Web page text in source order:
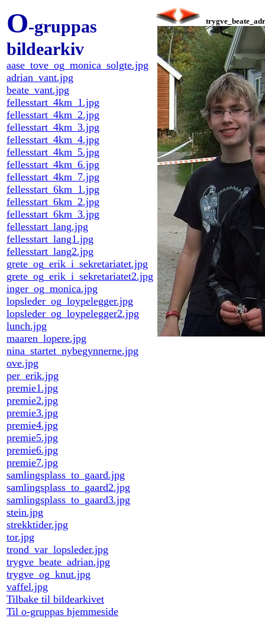
O-gruppas
bildearkiv
aase_tove_og_monica_solgte.jpg
adrian_vant.jpg
beate_vant.jpg
fellesstart_4km_1.jpg
fellesstart_4km_2.jpg
fellesstart_4km_3.jpg
fellesstart_4km_4.jpg
fellesstart_4km_5.jpg
fellesstart_4km_6.jpg
fellesstart_4km_7.jpg
fellesstart_6km_1.jpg
fellesstart_6km_2.jpg
fellesstart_6km_3.jpg
fellesstart_lang.jpg
fellesstart_lang1.jpg
fellesstart_lang2.jpg
grete_og_erik_i_sekretariatet.jpg
grete_og_erik_i_sekretariatet2.jpg
inger_og_monica.jpg
lopsleder_og_loypelegger.jpg
lopsleder_og_loypelegger2.jpg
lunch.jpg
maaren_lopere.jpg
nina_startet_nybegynnerne.jpg
ove.jpg
per_erik.jpg
premie1.jpg
premie2.jpg
premie3.jpg
premie4.jpg
premie5.jpg
premie6.jpg
premie7.jpg
samlingsplass_to_gaard.jpg
samlingsplass_to_gaard2.jpg
samlingsplass_to_gaard3.jpg
stein.jpg
strekktider.jpg
tor.jpg
trond_var_lopsleder.jpg
trygve_beate_adrian.jpg
trygve_og_knut.jpg
vaffel.jpg
Tilbake til bildearkivet
Til o-gruppas hjemmeside